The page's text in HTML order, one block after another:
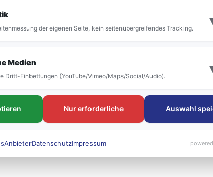
Umstellung vor allem die Bezeichnung
Die neuen Liniennummern werden
sein.
der eigenen Seite, kein seitenübergreifendes Tracking.
Medien
Dritt-Einbettungen (YouTube/Vimeo/Maps/Social/Audio).
Nur erforderliche Auswahl
AnbieterDatenschutzImpressum